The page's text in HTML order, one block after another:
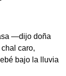
—dijo doña
caro,
bajo la lluvia